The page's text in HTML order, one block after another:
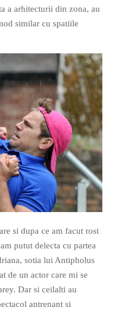
a arhitecturii din zona, au
similar cu spatiile
si dupa ce am facut rost
putut delecta cu partea
sotia lui Antipholus
de un actor care mi se
Dar si ceilalti au
antrenant si